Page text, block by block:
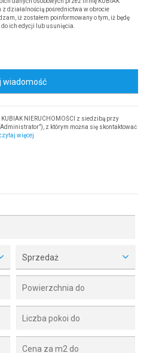
działalnością pośrednictwa w obrocie
iż zostałem poinformowany o tym, iż będę
ich edycji lub usunięcia.
wiadomość
NIERUCHOMOŚCI z siedzibą przy
z którym można się skontaktować
więcej
Sprzedaż